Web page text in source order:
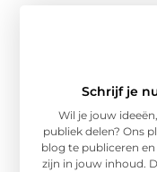
Schrijf je
Wil je jouw
publiek delen? Ons
blog te publiceren
zijn in jouw inhoud.